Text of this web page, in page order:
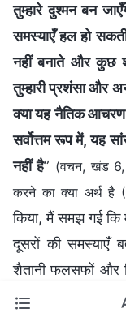
तुम्हारे दुश्मन बन
समस्याएँ हल हो
नहीं बनाते और कुछ
तुम्हारी प्रशंसा और
क्या यह नैतिक
सर्वोत्तम रूप में,
नहीं है” (वचन, खंड
करने का क्या अर्थ है
किया, मैं समझ गई कि
दूसरों की समस्याएँ
शैतानी फलसफों और
मेरे माता-पिता ने